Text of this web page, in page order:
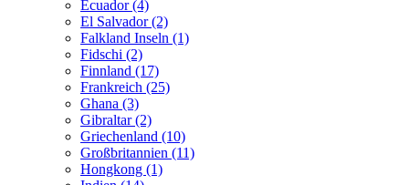
Ecuador (4)
El Salvador (2)
Falkland Inseln (1)
Fidschi (2)
Finnland (17)
Frankreich (25)
Ghana (3)
Gibraltar (2)
Griechenland (10)
Großbritannien (11)
Hongkong (1)